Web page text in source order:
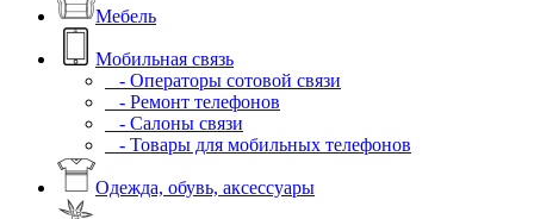
Мебель
Мобильная связь
- Операторы сотовой связи
- Ремонт телефонов
- Салоны связи
- Товары для мобильных телефонов
Одежда, обувь, аксессуары